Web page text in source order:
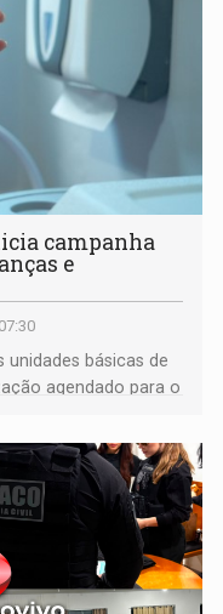
campanha
e
unidades básicas de
agendado para o